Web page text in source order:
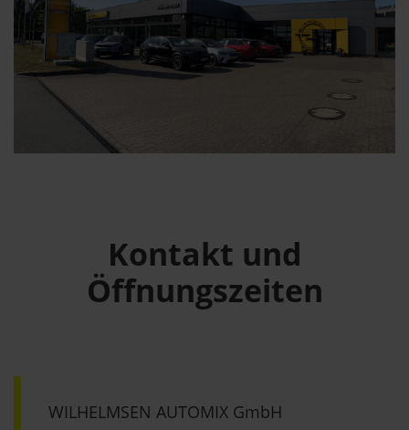
Kontakt und
Öffnungszeiten
WILHELMSEN AUTOMIX GmbH